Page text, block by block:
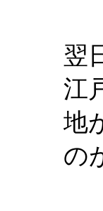
翌
江
地
の